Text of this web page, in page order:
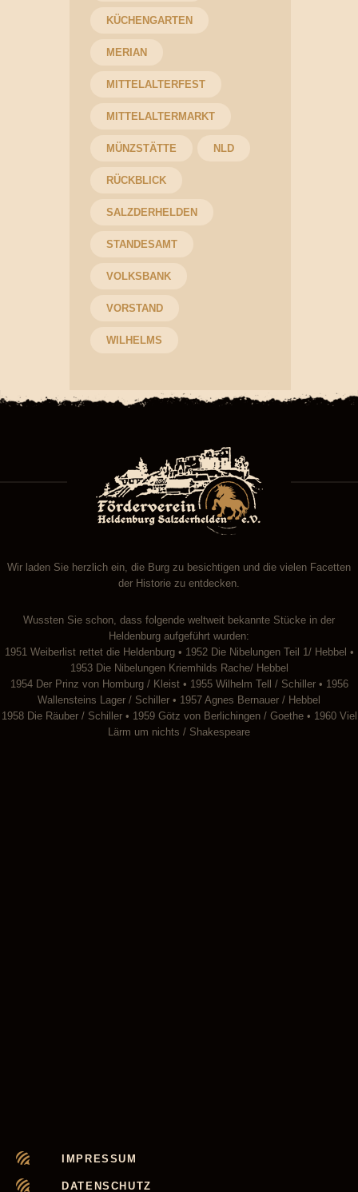
KÜCHENGARTEN
MERIAN
MITTELALTERFEST
MITTELALTERMARKT
MÜNZSTÄTTE NLD
RÜCKBLICK
SALZDERHELDEN
STANDESAMT
VOLKSBANK
VORSTAND
WILHELMS
Wir laden Sie herzlich ein, die Burg zu besichtigen und die vielen Facetten
der Historie zu entdecken.
Wussten Sie schon, dass folgende weltweit bekannte Stücke in der
Heldenburg aufgeführt wurden:
1951 Weiberlist rettet die Heldenburg • 1952 Die Nibelungen Teil 1/ Hebbel •
1953 Die Nibelungen Kriemhilds Rache/ Hebbel
1954 Der Prinz von Homburg / Kleist • 1955 Wilhelm Tell / Schiller • 1956
Wallensteins Lager / Schiller • 1957 Agnes Bernauer / Hebbel
1958 Die Räuber / Schiller • 1959 Götz von Berlichingen / Goethe • 1960 Viel
Lärm um nichts / Shakespeare
IMPRESSUM
DATENSCHUTZ